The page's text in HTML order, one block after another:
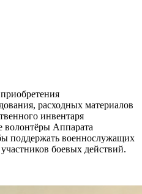
расходных материалов
инвентаря
волонтёры Аппарата
поддержать военнослужащих
боевых действий.